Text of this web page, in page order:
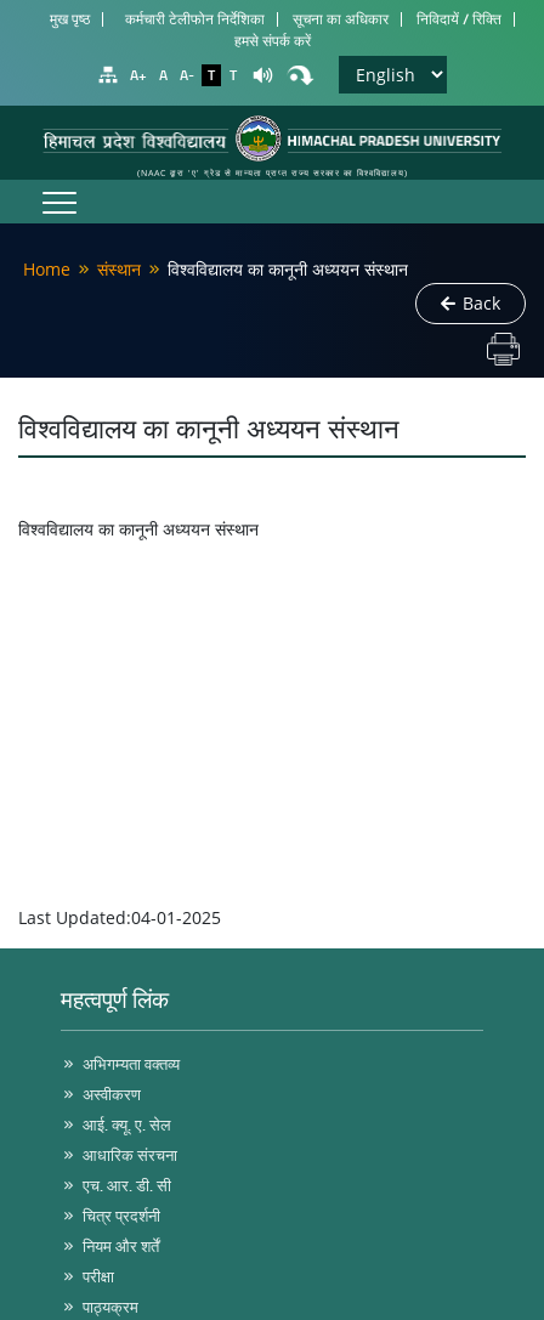
मुख पृष्ठ कर्मचारी टेलीफोन निर्देशिका सूचना का अधिकार
निविदायें / रिक्ति
हमसे संपर्क करें
A+
A A- T T
(NAAC द्वारा 'ए' ग्रेड से मान्यता प्राप्त राज्य सरकार का विश्वविद्यालय)
Home संस्थान
विश्वविद्यालय का कानूनी अध्ययन संस्थान
Back
विश्वविद्यालय का कानूनी अध्ययन संस्थान
विश्वविद्यालय का कानूनी अध्ययन संस्थान
Last Updated:04-01-2025
महत्वपूर्ण लिंक
अभिगम्यता वक्तव्य
अस्वीकरण
आई. क्यू. ए. सेल
आधारिक संरचना
एच. आर. डी. सी
चित्र प्रदर्शनी
नियम और शर्तें
परीक्षा
पाठ्यक्रम